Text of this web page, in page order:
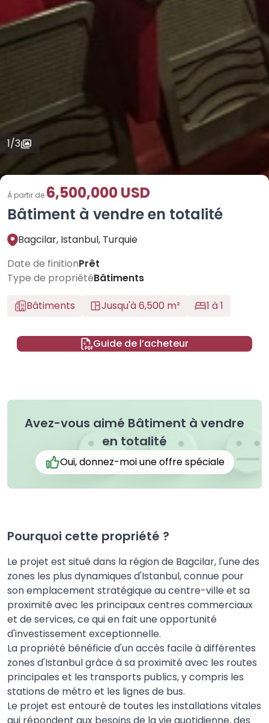
1/3
Bâtiment à vendre en totalité
À partir de 6,500,000 USD
Bagcilar, Istanbul, Turquie
Date de finitionPrêt
Type de propriétéBâtiments
Bâtiments
Jusqu'à 6,500 m² 1 à 1
Guide de l’acheteur
Avez-vous aimé Bâtiment à vendre
en totalité
Oui, donnez-moi une offre spéciale
Pourquoi cette propriété ?
Le projet est situé dans la région de Bagcilar, l'une des
zones les plus dynamiques d'Istanbul, connue pour
son emplacement stratégique au centre-ville et sa
proximité avec les principaux centres commerciaux
et de services, ce qui en fait une opportunité
d'investissement exceptionnelle.
La propriété bénéficie d'un accès facile à différentes
zones d'Istanbul grâce à sa proximité avec les routes
principales et les transports publics, y compris les
stations de métro et les lignes de bus.
Le projet est entouré de toutes les installations vitales